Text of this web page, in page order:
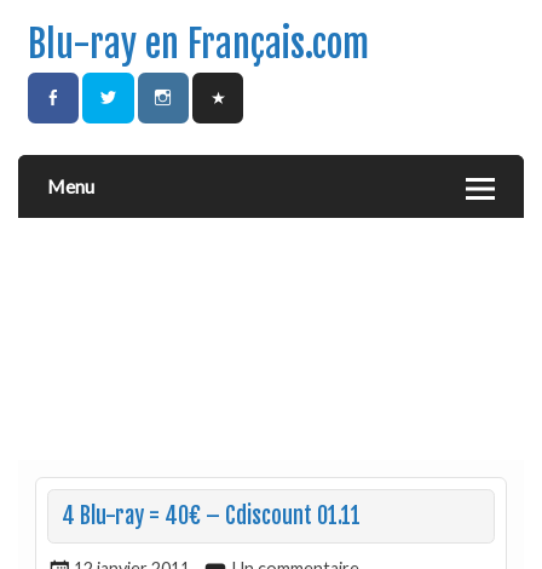
Blu-ray en Français.com
Menu
4 Blu-ray = 40€ – Cdiscount 01.11